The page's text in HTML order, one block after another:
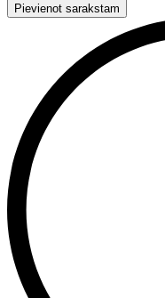
Pievienot sarakstam